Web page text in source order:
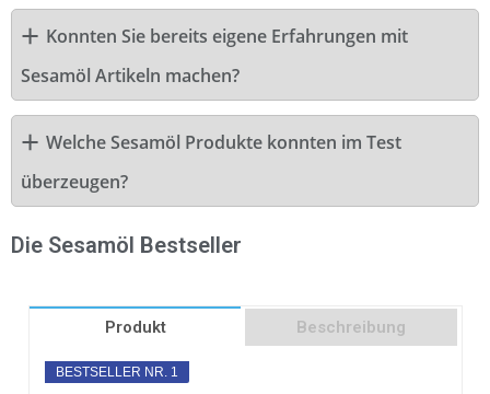
Konnten Sie bereits eigene Erfahrungen mit
Sesamöl Artikeln machen?
Welche Sesamöl Produkte konnten im Test
überzeugen?
Die Sesamöl Bestseller
Produkt Beschreibung
BESTSELLER NR. 1